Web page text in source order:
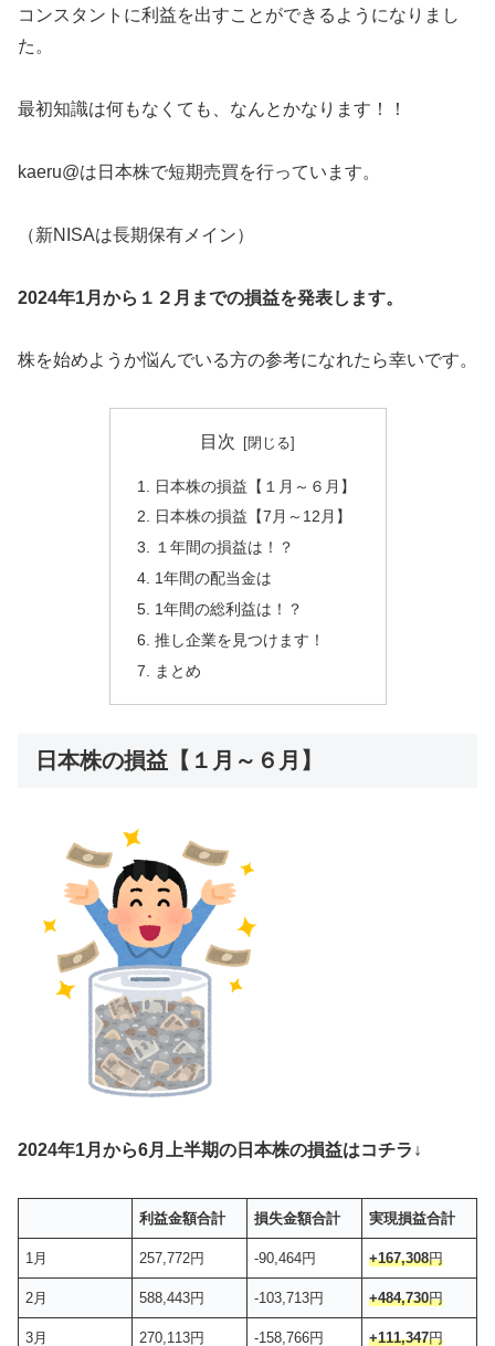
コンスタントに利益を出すことができるようになりまし
た。
最初知識は何もなくても、なんとかなります！！
kaeru@は日本株で短期売買を行っています。
（新NISAは長期保有メイン）
2024年1月から１２月までの損益を発表します。
株を始めようか悩んでいる方の参考になれたら幸いです。
目次
日本株の損益【１月～６月】
日本株の損益【7月～12月】
１年間の損益は！？
1年間の配当金は
1年間の総利益は！？
推し企業を見つけます！
まとめ
日本株の損益【１月～６月】
2024年1月から6月上半期の日本株の損益はコチラ↓
利益金額合計 損失金額合計 実現損益合計
1月 257,772円 -90,464円 +167,308円
2月 588,443円 -103,713円 +484,730円
3月 270,113円 -158,766円 +111,347円